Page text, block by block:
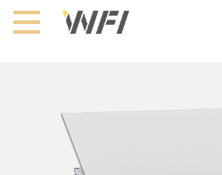
Hoppa
till